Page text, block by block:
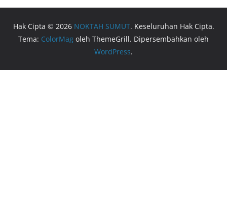
Hak Cipta © 2026 NOKTAH SUMUT. Keseluruhan Hak Cipta.
Tema: ColorMag oleh ThemeGrill. Dipersembahkan oleh
WordPress.